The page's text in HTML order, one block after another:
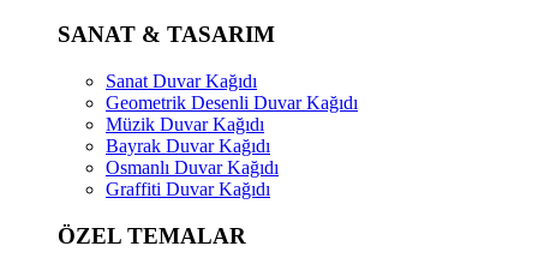
SANAT & TASARIM
Sanat Duvar Kağıdı
Geometrik Desenli Duvar Kağıdı
Müzik Duvar Kağıdı
Bayrak Duvar Kağıdı
Osmanlı Duvar Kağıdı
Graffiti Duvar Kağıdı
ÖZEL TEMALAR